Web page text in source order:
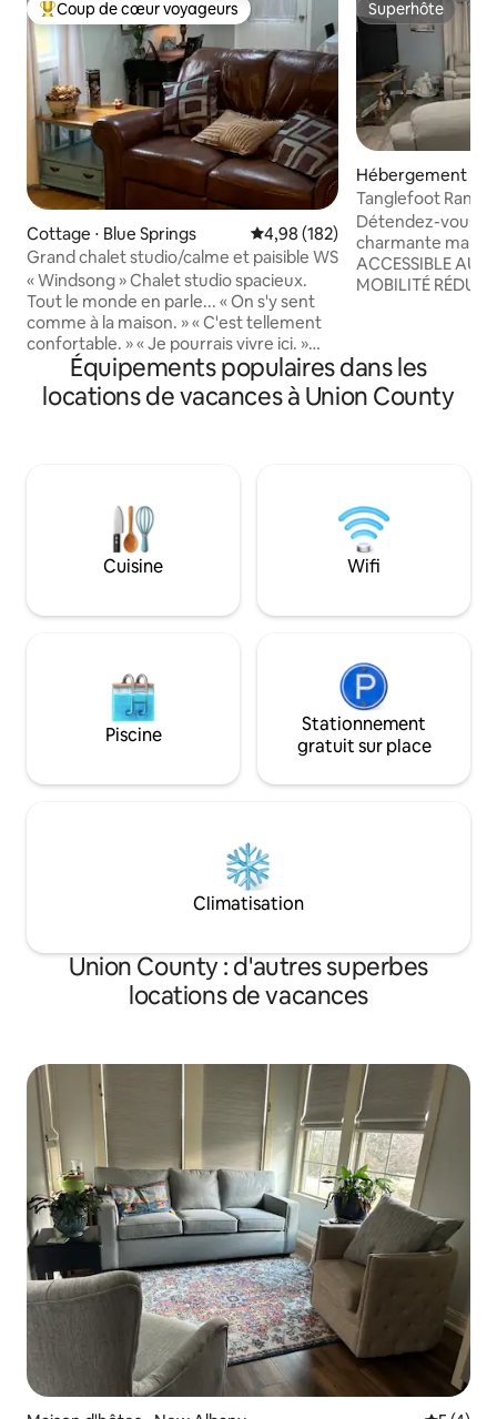
Coups de cœur voyageurs les plus appréciés
Coup de cœur voyageurs
Cottage ⋅ Blue Springs Évaluation moyenne sur la
4,98 (182)
Grand chalet studio/calme et paisible WS
« Windsong » Chalet studio spacieux.
Tout le monde en parle... « On s'y sent
comme à la maison. » « C'est tellement
confortable. » « Je pourrais vivre ici. »
Keurig avec K-Cups prêtes à être
dégustées. Le lit Queen Size
surdimensionné Lg est tout aussi
tout en étant entouré de beaux arbres
imposants et d'une vue sur le lac. Lit
jumeau amovible sur demande…
demande à faire lors de la réservation. 2
qui s'évadent.
Superhôte
Superhôte
Hébergement ⋅
Tanglefoot
Détendez-vous
charmante
ACCESSIBLE AUX
MOBILITÉ
offre à la fois
Entourée de
cette beauté
plus de
de nombreux
vous avez des
Équipements populaires dans les
locations de vacances à Union County
Cuisine Wifi
Piscine
Stationnement
gratuit sur place
Climatisation
Union County : d'autres superbes
locations de vacances